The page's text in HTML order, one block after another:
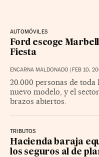
AUTOMÓVILES
Ford escoge
Fiesta
ENCARNA MALDONADO | FEB 10,
20.000 personas de
nuevo modelo, y el
brazos abiertos.
TRIBUTOS
Hacienda baraja
los seguros al de